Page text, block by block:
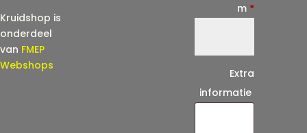
Kruidshop is
onderdeel
van FMEP
Webshops
m *
Extra
informatie